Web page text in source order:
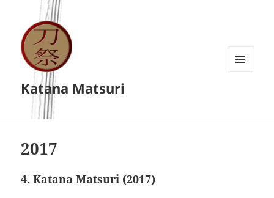
Katana Matsuri
2017
4. Katana Matsuri (2017)